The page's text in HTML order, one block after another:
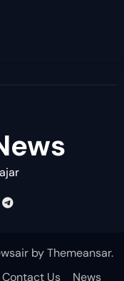
byThemeansar.
Contact Us News